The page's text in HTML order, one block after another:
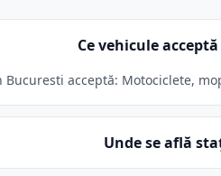
Ce vehicule acceptă
Bucuresti acceptă: Motociclete,
Unde se află